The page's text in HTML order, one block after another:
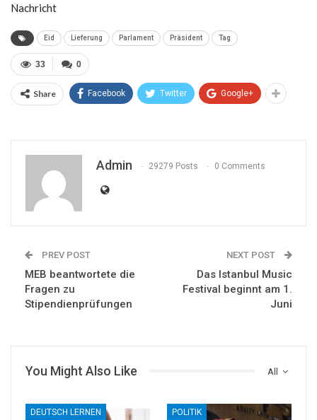
Nachricht
Eid Lieferung Parlament Präsident Tag
0
33
Share Facebook Twitter Google+
Admin 29279 Posts 0 Comments
PREV POST
MEB beantwortete die
Fragen zu
Stipendienprüfungen
NEXT POST
Das Istanbul Music
Festival beginnt am 1.
Juni
All
You Might Also Like
DEUTSCH LERNEN POLITIK